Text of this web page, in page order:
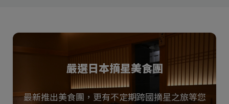
嚴選日本摘星美食團
最新推出美食團，更有不定期跨國摘星之旅等您